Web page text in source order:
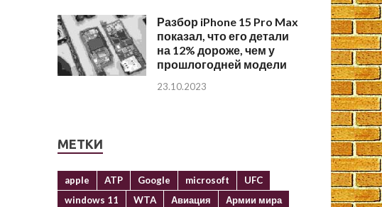
Разбор iPhone 15 Pro Max
показал, что его детали
на 12% дороже, чем у
прошлогодней модели
23.10.2023
МЕТКИ
apple ATP Google microsoft
UFC
windows 11
WTA Авиация
Армии мира